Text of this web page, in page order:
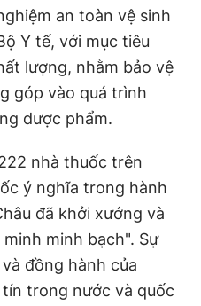
thoại
Liên hệ quảng cáo
0908 780 404
an toàn vệ sinh
Y tế, với mục tiêu
lượng, nhằm bảo vệ
góp vào quá trình
dược phẩm.
nhà thuốc trên
ý nghĩa trong hành
đã khởi xướng và
minh bạch". Sự
đồng hành của
trong nước và quốc